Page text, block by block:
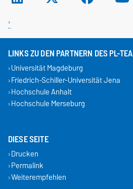
LINKS ZU DEN PARTNERN DES PL-
Universität Magdeburg
Friedrich-Schiller-Universität Jena
Hochschule Anhalt
Hochschule Merseburg
DIESE SEITE
Drucken
Permalink
Weiterempfehlen